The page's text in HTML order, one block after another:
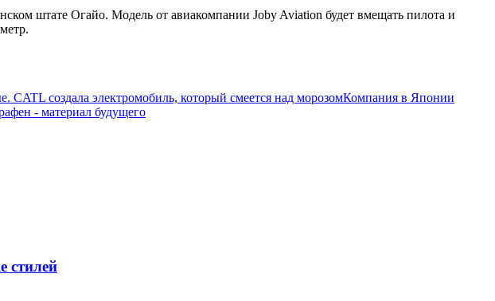
штате Огайо. Модель от авиакомпании Joby Aviation будет вмещать пилота и
CATL создала электромобиль, который смеется над морозомКомпания в Японии
- материал будущего
стилей